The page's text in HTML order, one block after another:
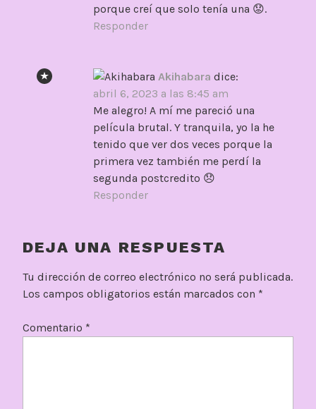
porque creí que solo tenía una 😟.
Responder
Akihabara dice:
abril 6, 2023 a las 8:45 am
Me alegro! A mí me pareció una
película brutal. Y tranquila, yo la he
tenido que ver dos veces porque la
primera vez también me perdí la
segunda postcredito 😞
Responder
DEJA UNA RESPUESTA
Tu dirección de correo electrónico no será publicada.
Los campos obligatorios están marcados con *
Comentario *